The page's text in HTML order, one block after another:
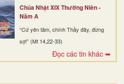
Chúa Nhật XIX Thường Niên -
Năm A
“Cứ yên tâm, chính Thầy đây, đừng
sợ!” (Mt 14,22-33)
Đọc các tin khác ➥